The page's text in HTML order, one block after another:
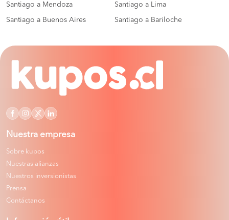
Santiago a Mendoza Santiago a Lima
Santiago a Buenos Aires Santiago a Bariloche
Nuestra empresa
Sobre kupos
Nuestras alianzas
Nuestros inversionistas
Prensa
Contáctanos